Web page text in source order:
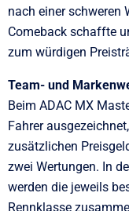
nach einer schweren
Comeback schaffte
zum würdigen
Team- und
Beim ADAC MX
Fahrer
zusätzlichen
zwei Wertungen. In
werden die jeweils
Rennklasse